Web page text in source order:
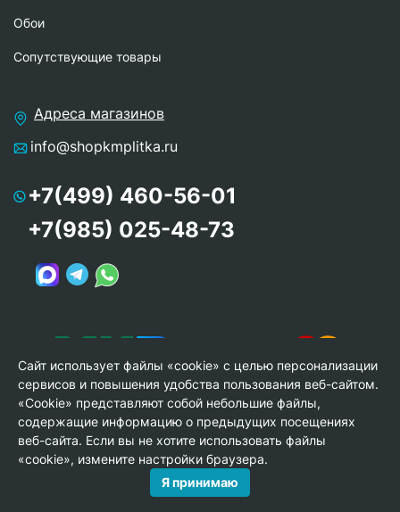
Обои
Сопутствующие товары
Адреса магазинов
info@shopkmplitka.ru
+7(499) 460-56-01
+7(985) 025-48-73
© Copyright 2013-2026 KERAMA MARAZZI, ООО «Гамма
Керамика»
Сайт использует файлы «cookie» с целью персонализации
сервисов и повышения удобства пользования веб-сайтом.
«Cookie» представляют собой небольшие файлы,
содержащие информацию о предыдущих посещениях
веб-сайта. Если вы не хотите использовать файлы
«cookie», измените настройки браузера.
Я принимаю